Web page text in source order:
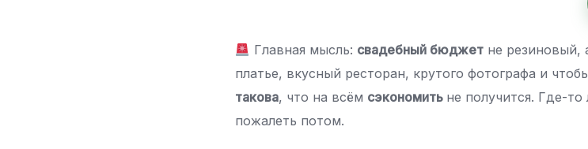
Главная мысль: свадебный бюджетне резиновый,
платье, вкусный ресторан, крутого фотографа и
такова, что на всём сэкономить не получится. Где-то
пожалеть потом.